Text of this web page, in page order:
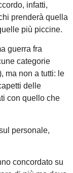
infatti,
prenderà quella
più piccine.
guerra fra
categorie
ma non a tutti: le
delle
con quello che
personale,
concordato su